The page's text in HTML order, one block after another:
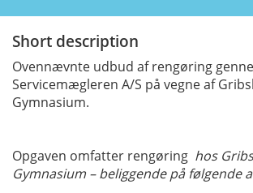
Short description
Ovennævnte udbud af rengøring
Servicemægleren A/S på vegne af
Gymnasium.
Opgaven omfatter rengøring hos
Gymnasium – beliggende på følgende